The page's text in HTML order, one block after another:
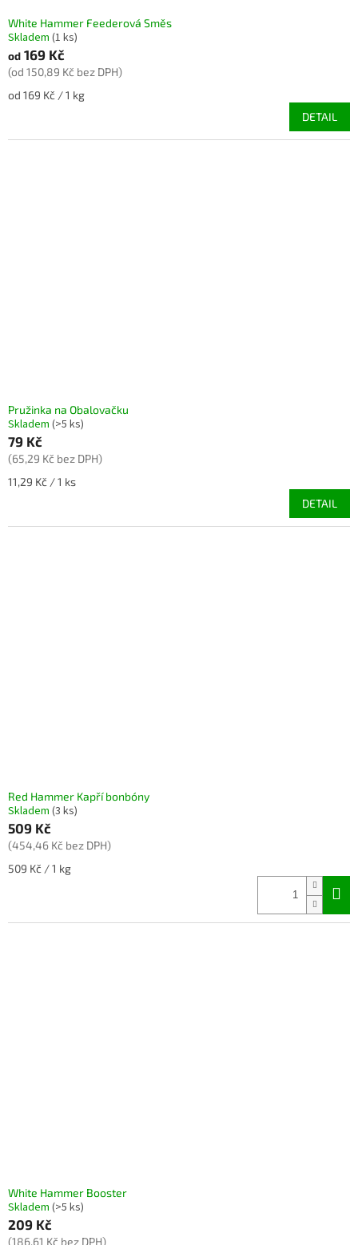
White Hammer Feederová Směs
Skladem (1 ks)
od 169 Kč
(od 150,89 Kč bez DPH)
Měrná
od 169 Kč / 1 kg
DETAIL
Pružinka na Obalovačku
Skladem (>5 ks)
79 Kč
(65,29 Kč bez DPH)
Měrná
11,29 Kč / 1 ks
DETAIL
Red Hammer Kapří bonbóny
Skladem (3 ks)
509 Kč
(454,46 Kč bez DPH)
Měrná
509 Kč / 1 kg
White Hammer Booster
Skladem (>5 ks)
209 Kč
(186,61 Kč bez DPH)